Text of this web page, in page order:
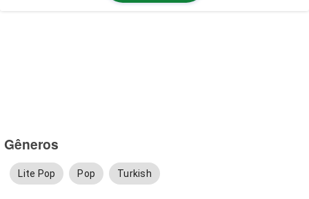
Gêneros
Lite Pop Pop Turkish